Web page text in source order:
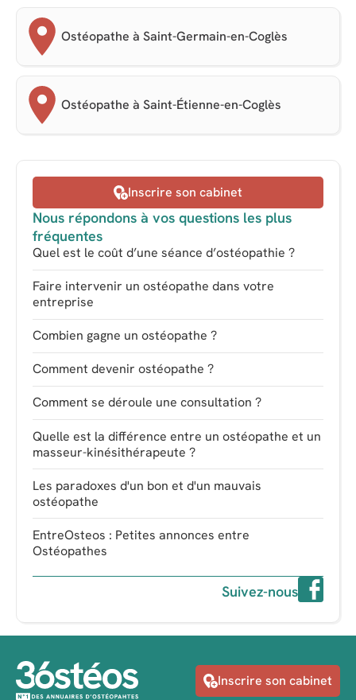
Ostéopathe à Saint-Germain-en-Coglès
Ostéopathe à Saint-Étienne-en-Coglès
Inscrire son cabinet
Nous répondons à vos questions les plus
fréquentes
Quel est le coût d’une séance d’ostéopathie ?
Faire intervenir un ostéopathe dans votre
entreprise
Combien gagne un ostéopathe ?
Comment devenir ostéopathe ?
Comment se déroule une consultation ?
Quelle est la différence entre un ostéopathe et un
masseur-kinésithérapeute ?
Les paradoxes d'un bon et d'un mauvais
ostéopathe
EntreOsteos : Petites annonces entre
Ostéopathes
Suivez-nous
Inscrire son cabinet